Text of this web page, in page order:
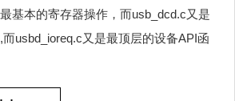
基本的寄存器操作，而usb_dcd.c又是
usbd_ioreq.c又是最顶层的设备API函